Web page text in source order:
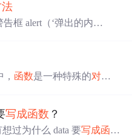
谱中的步骤（如“炒鸡
代码块，不依赖类或
出的内
示调用
函数 的参数 ...
中， 函数是一种特殊的对象
Student.prototype....
写成函数 ？
过为什么 data 要写成函数